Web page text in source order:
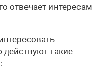
отвечает интересам
действуют такие